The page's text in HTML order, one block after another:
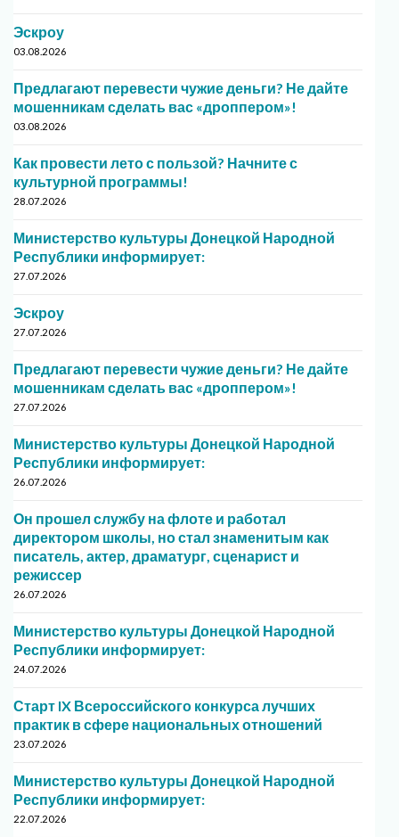
Эскроу
03.08.2026
Предлагают перевести чужие деньги? Не дайте
мошенникам сделать вас «дроппером»!
03.08.2026
Как провести лето с пользой? Начните с
культурной программы!
28.07.2026
Министерство культуры Донецкой Народной
Республики информирует:
27.07.2026
Эскроу
27.07.2026
Предлагают перевести чужие деньги? Не дайте
мошенникам сделать вас «дроппером»!
27.07.2026
Министерство культуры Донецкой Народной
Республики информирует:
26.07.2026
Он прошел службу на флоте и работал
директором школы, но стал знаменитым как
писатель, актер, драматург, сценарист и
режиссер
26.07.2026
Министерство культуры Донецкой Народной
Республики информирует:
24.07.2026
Старт IX Всероссийского конкурса лучших
практик в сфере национальных отношений
23.07.2026
Министерство культуры Донецкой Народной
Республики информирует:
22.07.2026